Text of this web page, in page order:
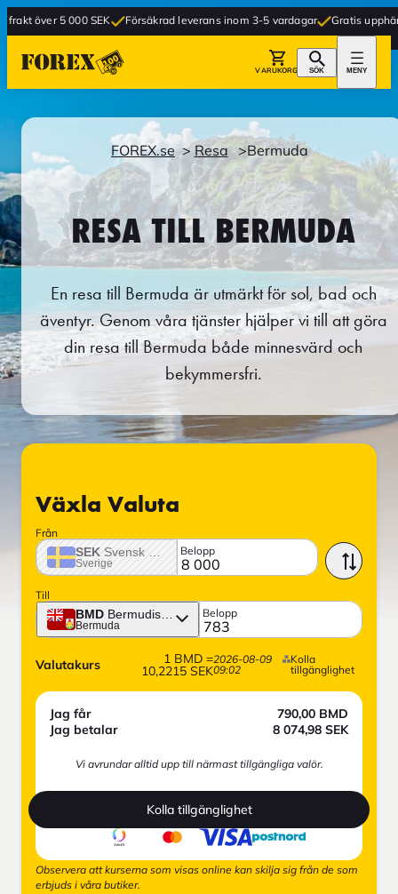
SEK Försäkrad leverans inom 3-5 vardagar Gratis upphämtning i butik
VARUKORG SÖK MENY
FOREX.se Resa Bermuda
RESA TILL BERMUDA
En resa till Bermuda är utmärkt för sol, bad och
äventyr. Genom våra tjänster hjälper vi till att göra
din resa till Bermuda både minnesvärd och
bekymmersfri.
Växla Valuta
Från
SEK Svensk krona
Sverige
Belopp
Till
BMD Bermudisk dollar
Bermuda
Belopp
Valutakurs 1 BMD=
10,2215 SEK
2026-08-09
09:02
Kolla
tillgänglighet
Jag får 790,00 BMD
Jag betalar
8 074,98 SEK
Vi avrundar alltid upp till närmast tillgängliga valör.
Kolla tillgänglighet
Observera att kurserna som visas online kan skilja sig från de som
erbjuds i våra butiker.